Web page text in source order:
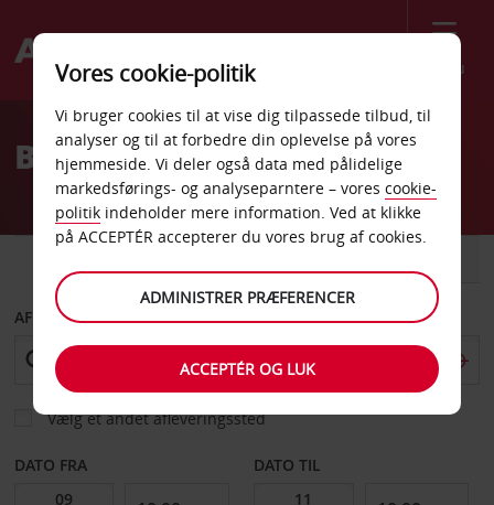
Menu
Welcome
AvisBilleje Hobart
AFHENT FRA
Vælg et andet afleveringssted
DATO FRA DATO TIL
Vores cookie-politik
Vi bruger cookies til at vise dig tilpassede tilbud, til
analyser og til at forbedre din oplevelse på vores
hjemmeside. Vi deler også data med pålidelige
markedsførings- og analyseparntere – vores cookie-
politik indeholder mere information. Ved at klikke
på ACCEPTÉR accepterer du vores brug af cookies.
ADMINISTRER PRÆFERENCER
ACCEPTÉR OG LUK